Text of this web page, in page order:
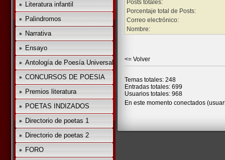
Literatura infantil
Palindromos
Narrativa
Ensayo
Antología de Poesía Universal
CONCURSOS DE POESIA
Premios literatura
POETAS INDIZADOS
Directorio de poetas 1
Directorio de poetas 2
FORO
Posts totales:
Porcentaje total de Posts:
Correo electrónico:
Nombre:
<= Volver
Temas totales: 248
Entradas totales: 699
Usuarios totales: 968
En este momento conectados